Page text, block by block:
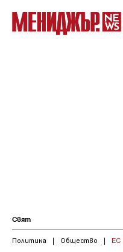
Свят
Политика | Общество | ЕС